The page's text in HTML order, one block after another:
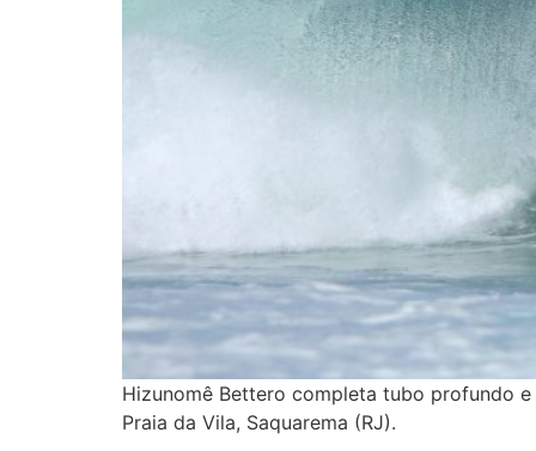
Hizunomê Bettero completa tubo profundo
Praia da Vila, Saquarema (RJ).